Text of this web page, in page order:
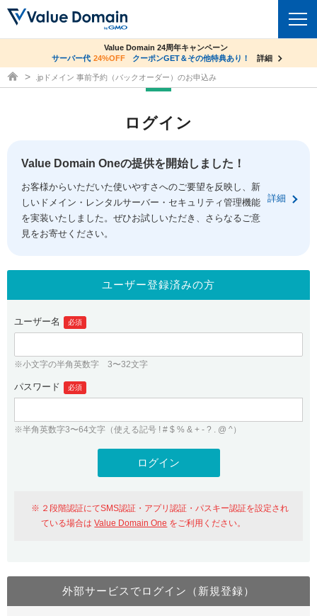
ドメイントップ
ドメイン移管
ドメイン価格一覧
ドメイン一括検索
.jpドメインオークション
gTLDオークション NEW!
.jpドメインバックオーダー
プレミアムドメイン
人気ドメインの種類
WHOIS検索
コアサーバー
バリューサーバー
XREA
セキュリティトップ
Value Domain ネットde診断
SSL証明書
サービストップ
お得意様割引
紹介制度
バリュードメインAPI
ドメイン・ホスティングOEM
facebook
ログイン
従来のバリュードメインをご利用希望の方
Value Domainにログイン
おすすめ One レンタルサーバーを含む最新の機能を使う方
Value Domain Oneにログイン
ユーザー登録
co.jpドメイン✕コアサーバーV2ビジネス応援キャンペーン
サーバー料金1年間無料
詳細
Value Domain 24周年キャンペーン
サーバー代 24%OFF クーポンGET＆その他特典あり！ 詳細
ドメイン取得ならバリュードメイン
.jpドメイン 事前予約（バックオーダー）のお申込み
ログイン
Value Domain Oneの提供を開始しました！
お客様からいただいた使いやすさへのご要望を反映し、新
しいドメイン・レンタルサーバー・セキュリティ管理機能
を実装いたしました。ぜひお試しいただき、さらなるご意
見をお寄せください。
詳細
ユーザー登録済みの方
ユーザー名 必須
※小文字の半角英数字 3〜32文字
パスワード 必須
※半角英数字3〜64文字（使える記号 ! # $ % & + - ? . @ ^）
２段階認証にてSMS認証・アプリ認証・パスキー認証を設定され
ている場合はValue Domain One をご利用ください。
外部サービスでログイン（新規登録）